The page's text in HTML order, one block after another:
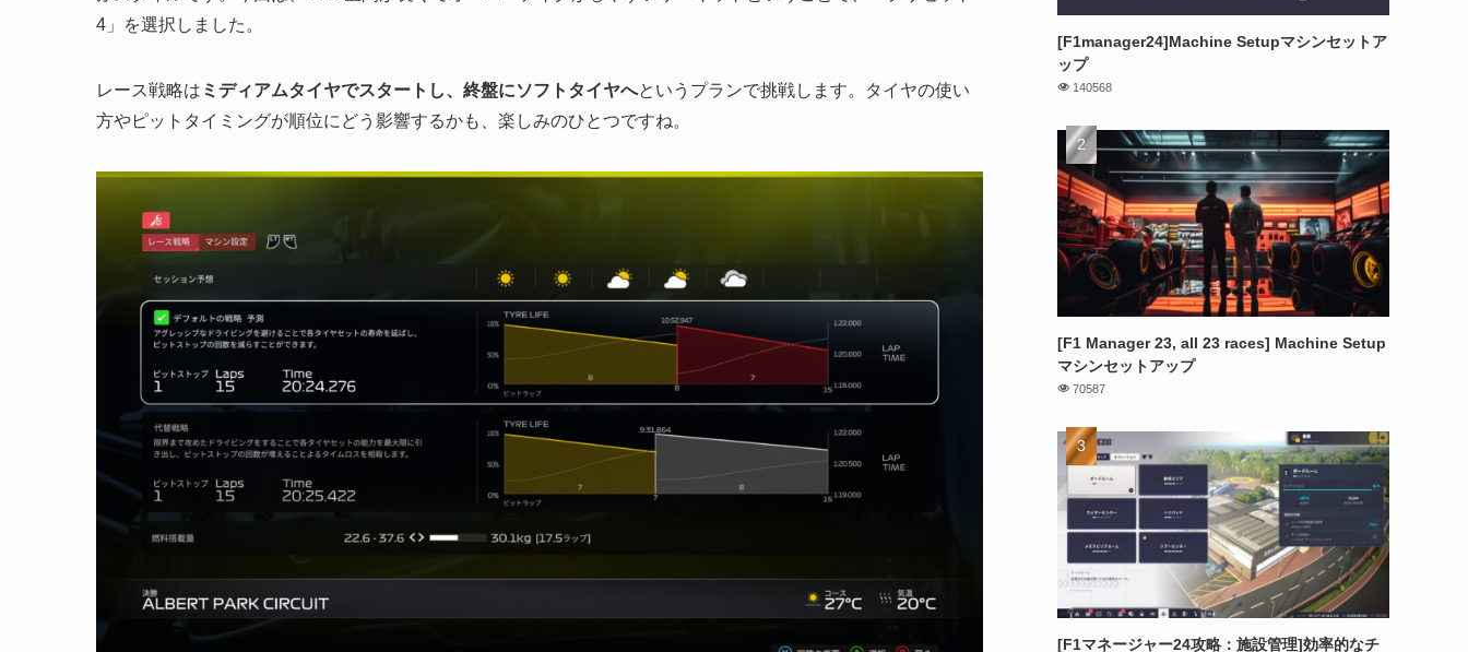
4」を選択しました。
レース戦略は ミディアムタイヤでスタートし、終盤にソフトタイヤへというプランで挑戦します。タイヤの使い
方やピットタイミングが順位にどう影響するかも、楽しみのひとつですね。
[F1manager24]Machine Setupマシンセットア
ップ
140568
[F1 Manager 23, all 23 races] Machine Setup
マシンセットアップ
70587
[F1マネージャー24攻略：施設管理]効率的なチ